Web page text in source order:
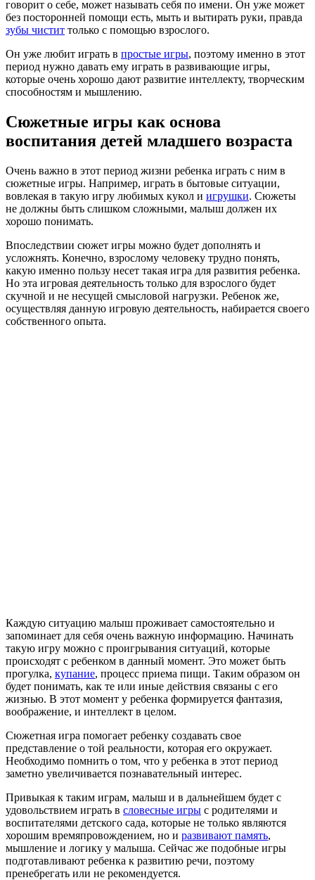
говорит о себе, может называть себя по имени. Он уже может
без посторонней помощи есть, мыть и вытирать руки, правда
зубы чистит только с помощью взрослого.
Он уже любит играть в простые игры, поэтому именно в этот
период нужно давать ему играть в развивающие игры,
которые очень хорошо дают развитие интеллекту, творческим
способностям и мышлению.
Сюжетные игры как основа
воспитания детей младшего возраста
Очень важно в этот период жизни ребенка играть с ним в
сюжетные игры. Например, играть в бытовые ситуации,
вовлекая в такую игру любимых кукол и игрушки. Сюжеты
не должны быть слишком сложными, малыш должен их
хорошо понимать.
Впоследствии сюжет игры можно будет дополнять и
усложнять. Конечно, взрослому человеку трудно понять,
какую именно пользу несет такая игра для развития ребенка.
Но эта игровая деятельность только для взрослого будет
скучной и не несущей смысловой нагрузки. Ребенок же,
осуществляя данную игровую деятельность, набирается своего
собственного опыта.
Каждую ситуацию малыш проживает самостоятельно и
запоминает для себя очень важную информацию. Начинать
такую игру можно с проигрывания ситуаций, которые
происходят с ребенком в данный момент. Это может быть
прогулка, купание, процесс приема пищи. Таким образом он
будет понимать, как те или иные действия связаны с его
жизнью. В этот момент у ребенка формируется фантазия,
воображение, и интеллект в целом.
Сюжетная игра помогает ребенку создавать свое
представление о той реальности, которая его окружает.
Необходимо помнить о том, что у ребенка в этот период
заметно увеличивается познавательный интерес.
Привыкая к таким играм, малыш и в дальнейшем будет с
удовольствием играть в словесные игры с родителями и
воспитателями детского сада, которые не только являются
хорошим времяпровождением, но и развивают память,
мышление и логику у малыша. Сейчас же подобные игры
подготавливают ребенка к развитию речи, поэтому
пренебрегать или не рекомендуется.